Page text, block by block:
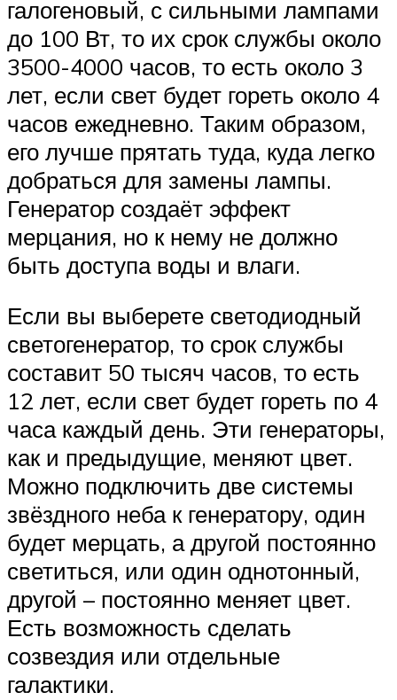
галогеновый, с сильными лампами
до 100 Вт, то их срок службы около
3500-4000 часов, то есть около 3
лет, если свет будет гореть около 4
часов ежедневно. Таким образом,
его лучше прятать туда, куда легко
добраться для замены лампы.
Генератор создаёт эффект
мерцания, но к нему не должно
быть доступа воды и влаги.
Если вы выберете светодиодный
светогенератор, то срок службы
составит 50 тысяч часов, то есть
12 лет, если свет будет гореть по 4
часа каждый день. Эти генераторы,
как и предыдущие, меняют цвет.
Можно подключить две системы
звёздного неба к генератору, один
будет мерцать, а другой постоянно
светиться, или один однотонный,
другой – постоянно меняет цвет.
Есть возможность сделать
созвездия или отдельные
галактики.